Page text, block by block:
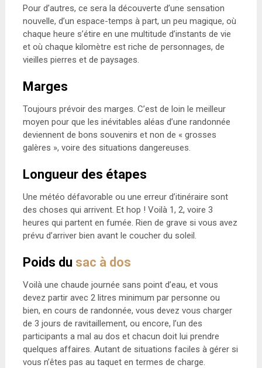
Pour d’autres, ce sera la découverte d’une sensation
nouvelle, d’un espace-temps à part, un peu magique, où
chaque heure s’étire en une multitude d’instants de vie
et où chaque kilomètre est riche de personnages, de
vieilles pierres et de paysages.
Marges
Toujours prévoir des marges. C’est de loin le meilleur
moyen pour que les inévitables aléas d’une randonnée
deviennent de bons souvenirs et non de « grosses
galères », voire des situations dangereuses.
Longueur des étapes
Une météo défavorable ou une erreur d’itinéraire sont
des choses qui arrivent. Et hop ! Voilà 1, 2, voire 3
heures qui partent en fumée. Rien de grave si vous avez
prévu d’arriver bien avant le coucher du soleil.
Poids du sac à dos
Voilà une chaude journée sans point d’eau, et vous
devez partir avec 2 litres minimum par personne ou
bien, en cours de randonnée, vous devez vous charger
de 3 jours de ravitaillement, ou encore, l’un des
participants a mal au dos et chacun doit lui prendre
quelques affaires. Autant de situations faciles à gérer si
vous n’êtes pas au taquet en termes de charge.